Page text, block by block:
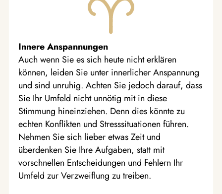
Innere Anspannungen
Auch wenn Sie es sich heute nicht erklären
können, leiden Sie unter innerlicher Anspannung
und sind unruhig. Achten Sie jedoch darauf, dass
Sie Ihr Umfeld nicht unnötig mit in diese
Stimmung hineinziehen. Denn dies könnte zu
echten Konflikten und Stresssituationen führen.
Nehmen Sie sich lieber etwas Zeit und
überdenken Sie Ihre Aufgaben, statt mit
vorschnellen Entscheidungen und Fehlern Ihr
Umfeld zur Verzweiflung zu treiben.